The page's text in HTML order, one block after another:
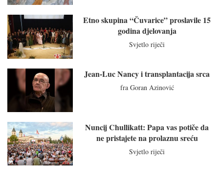
Etno skupina “Čuvarice” proslavile 15
godina djelovanja
Svjetlo riječi
Jean-Luc Nancy i transplantacija srca
fra Goran Azinović
Nuncij Chullikatt: Papa vas potiče da
ne pristajete na prolaznu sreću
Svjetlo riječi